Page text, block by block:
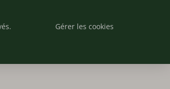
Gérer les cookies